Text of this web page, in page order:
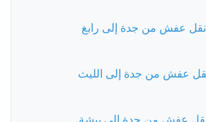
عفش من جدة إلى رابغ
عفش من جدة إلى الليث
عفش من جدة إلى بيشة